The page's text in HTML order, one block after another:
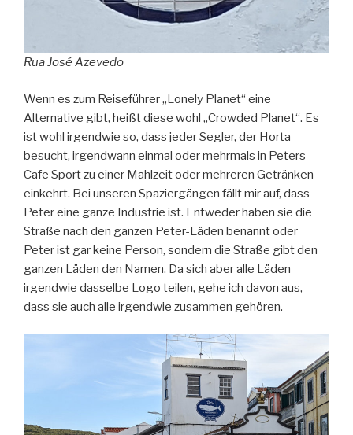
Rua José Azevedo
Wenn es zum Reiseführer „Lonely Planet“ eine
Alternative gibt, heißt diese wohl „Crowded Planet“. Es
ist wohl irgendwie so, dass jeder Segler, der Horta
besucht, irgendwann einmal oder mehrmals in Peters
Cafe Sport zu einer Mahlzeit oder mehreren Getränken
einkehrt. Bei unseren Spaziergängen fällt mir auf, dass
Peter eine ganze Industrie ist. Entweder haben sie die
Straße nach den ganzen Peter-Läden benannt oder
Peter ist gar keine Person, sondern die Straße gibt den
ganzen Läden den Namen. Da sich aber alle Läden
irgendwie dasselbe Logo teilen, gehe ich davon aus,
dass sie auch alle irgendwie zusammen gehören.